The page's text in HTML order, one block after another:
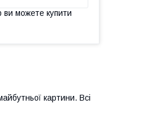
ви можете купити
картини. Всі